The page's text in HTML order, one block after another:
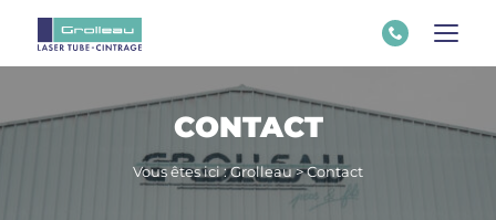
CONTACT
Vous êtes ici :Grolleau>Contact